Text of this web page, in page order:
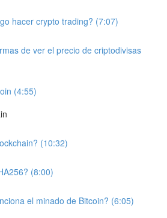
hacer crypto trading? (7:07)
de ver el precio de criptodivisas
(4:55)
(10:32)
(8:00)
el minado de Bitcoin? (6:05)